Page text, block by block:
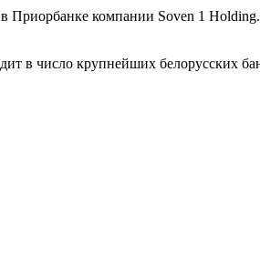
компании Soven 1
в число крупнейших белорусских